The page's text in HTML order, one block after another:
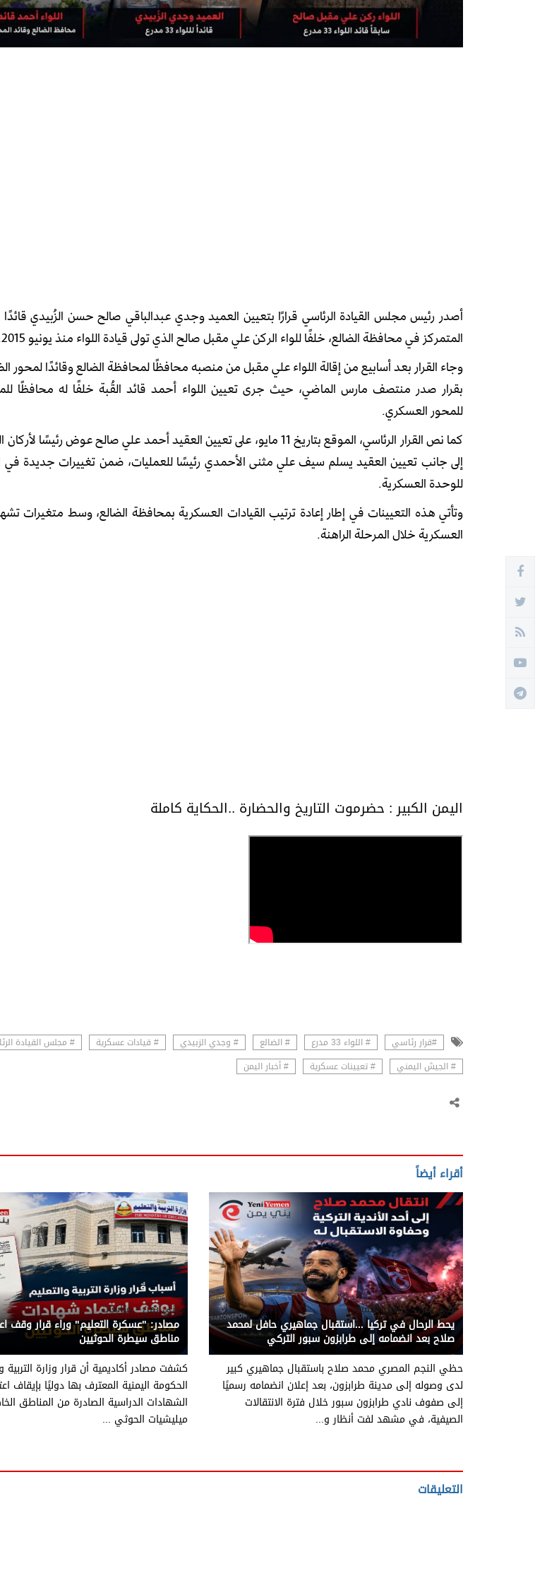
المتمركز في محافظة الضالع، خلفًا للواء الركن علي مقبل صالح الذي تولى قيادة اللواء منذ يونيو 2015.
وجاء القرار بعد أسابيع من إقالة اللواء علي مقبل من منصبه محافظًا لمحافظة الضالع وقائدًا لمحور
بقرار صدر منتصف مارس الماضي، حيث جرى تعيين اللواء أحمد قائد القُبة خلفًا له محافظًا
للمحور العسكري.
إلى جانب تعيين العقيد يسلم سيف علي مثنى الأحمدي رئيسًا للعمليات، ضمن تغييرات جديدة في
للوحدة العسكرية.
وتأتي هذه التعيينات في إطار إعادة ترتيب القيادات العسكرية بمحافظة الضالع، وسط متغيرات
العسكرية خلال المرحلة الراهنة.
اليمن الكبير : حضرموت التاريخ والحضارة ..الحكاية كاملة
#قرار رئاسي # اللواء 33 مدرع # الضالع # وجدي الزبيدي # قيادات عسكرية
# مجلس القيادة
# الجيش اليمني
# تعيينات عسكرية # أخبار اليمن
أقراء أيضاً
يني يمن - رياضة عالمية
يحط الرحال في تركيا ...استقبال جماهيري حافل لمحمد
صلاح بعد انضمامه إلى طرابزون سبور التركي
حظي النجم المصري محمد صلاح باستقبال جماهيري كبير
لدى وصوله إلى مدينة طرابزون، بعد إعلان انضمامه رسميًا
إلى صفوف نادي طرابزون سبور خلال فترة الانتقالات
الصيفية، في مشهد لفت أنظار و...
يني يمن - متابعات
مصادر: "عسكرة التعليم" وراء قرار وقف
مناطق سيطرة الحوثيين
كشفت مصادر أكاديمية أن قرار وزارة
الحكومة اليمنية المعترف بها دوليًا بإيقاف
الشهادات الدراسية الصادرة من المناطق
ميليشيات الحوثي ...
التعليقات